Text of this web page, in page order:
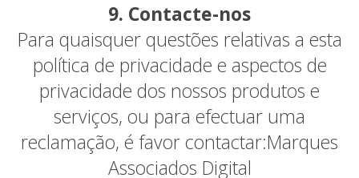
9. Contacte-nos
Para quaisquer questões relativas a esta
política de privacidade e aspectos de
privacidade dos nossos produtos e
serviços, ou para efectuar uma
reclamação, é favor contactar:Marques
Associados Digital